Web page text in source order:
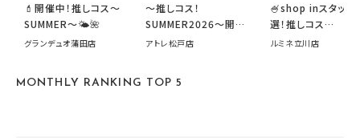
💄開催中！推しコス〜
SUMMER〜🌤️🌺
グランデュオ蒲田店
～推しコス！
SUMMER2026～開催
中です！
アトレ松戸店
🍧shop inスタッフ
選！推しコス
summer2026開催
ルミネ立川店
MONTHLY RANKING TOP 5